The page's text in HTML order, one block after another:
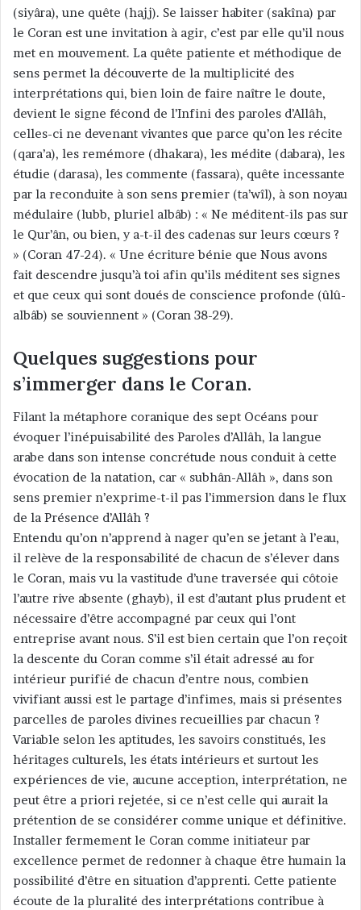
(siyâra), une quête (hajj). Se laisser habiter (sakîna) par
le Coran est une invitation à agir, c’est par elle qu’il nous
met en mouvement. La quête patiente et méthodique de
sens permet la découverte de la multiplicité des
interprétations qui, bien loin de faire naître le doute,
devient le signe fécond de l’Infini des paroles d’Allâh,
celles-ci ne devenant vivantes que parce qu’on les récite
(qara’a), les remémore (dhakara), les médite (dabara), les
étudie (darasa), les commente (fassara), quête incessante
par la reconduite à son sens premier (ta’wîl), à son noyau
médulaire (lubb, pluriel albâb) : « Ne méditent-ils pas sur
le Qur’ân, ou bien, y a-t-il des cadenas sur leurs cœurs ?
» (Coran 47-24). « Une écriture bénie que Nous avons
fait descendre jusqu’à toi afin qu’ils méditent ses signes
et que ceux qui sont doués de conscience profonde (ûlû-
albâb) se souviennent » (Coran 38-29).
Quelques suggestions pour
s’immerger dans le Coran.
Filant la métaphore coranique des sept Océans pour
évoquer l’inépuisabilité des Paroles d’Allâh, la langue
arabe dans son intense concrétude nous conduit à cette
évocation de la natation, car « subhân-Allâh », dans son
sens premier n’exprime-t-il pas l’immersion dans le flux
de la Présence d’Allâh ?
Entendu qu’on n’apprend à nager qu’en se jetant à l’eau,
il relève de la responsabilité de chacun de s’élever dans
le Coran, mais vu la vastitude d’une traversée qui côtoie
l’autre rive absente (ghayb), il est d’autant plus prudent et
nécessaire d’être accompagné par ceux qui l’ont
entreprise avant nous. S’il est bien certain que l’on reçoit
la descente du Coran comme s’il était adressé au for
intérieur purifié de chacun d’entre nous, combien
vivifiant aussi est le partage d’infimes, mais si présentes
parcelles de paroles divines recueillies par chacun ?
Variable selon les aptitudes, les savoirs constitués, les
héritages culturels, les états intérieurs et surtout les
expériences de vie, aucune acception, interprétation, ne
peut être a priori rejetée, si ce n’est celle qui aurait la
prétention de se considérer comme unique et définitive.
Installer fermement le Coran comme initiateur par
excellence permet de redonner à chaque être humain la
possibilité d’être en situation d’apprenti. Cette patiente
écoute de la pluralité des interprétations contribue à